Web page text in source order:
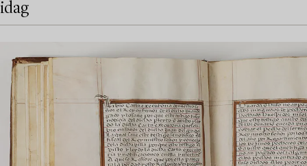
idag